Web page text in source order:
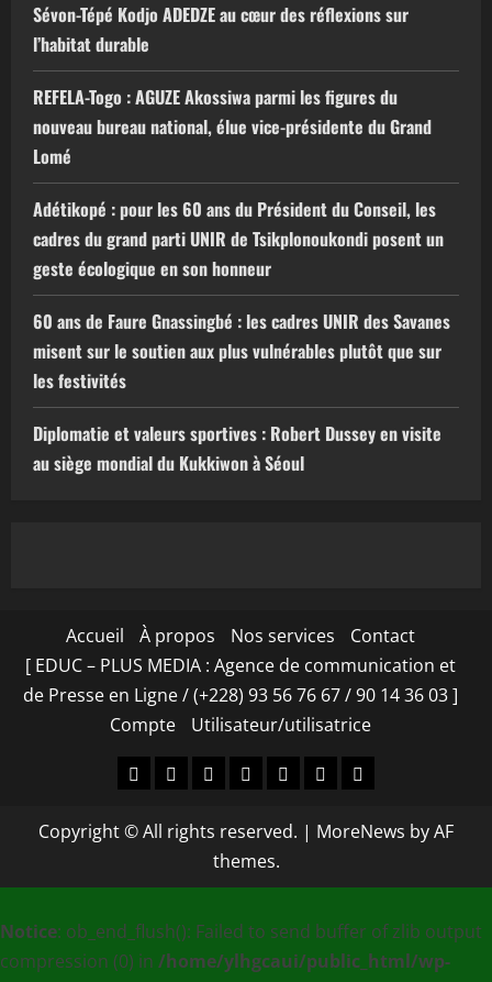
Sévon-Tépé Kodjo ADEDZE au cœur des réflexions sur
l’habitat durable
REFELA-Togo : AGUZE Akossiwa parmi les figures du
nouveau bureau national, élue vice-présidente du Grand
Lomé
Adétikopé : pour les 60 ans du Président du Conseil, les
cadres du grand parti UNIR de Tsikplonoukondi posent un
geste écologique en son honneur
60 ans de Faure Gnassingbé : les cadres UNIR des Savanes
misent sur le soutien aux plus vulnérables plutôt que sur
les festivités
Diplomatie et valeurs sportives : Robert Dussey en visite
au siège mondial du Kukkiwon à Séoul
Accueil À propos Nos services
Contact
[ EDUC – PLUS MEDIA : Agence de communication et
de Presse en Ligne / (+228) 93 56 76 67 / 90 14 36 03 ]
Compte
Utilisateur/utilisatrice
Accueil
À
Nos
Contact
[
–
PLUS
:
Agence
CompteUtilisateur/
Copyright © All rights reserved. | MoreNews by AF
themes.
Notice: ob_end_flush(): Failed to send buffer of zlib output
compression (0) in /home/ylhgcaui/public_html/wp-